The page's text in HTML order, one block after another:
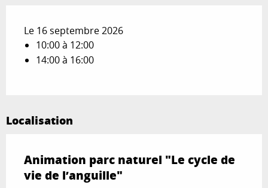
Le 16 septembre 2026
10:00 à 12:00
14:00 à 16:00
Localisation
Animation parc naturel "Le cycle de
vie de l’anguille"